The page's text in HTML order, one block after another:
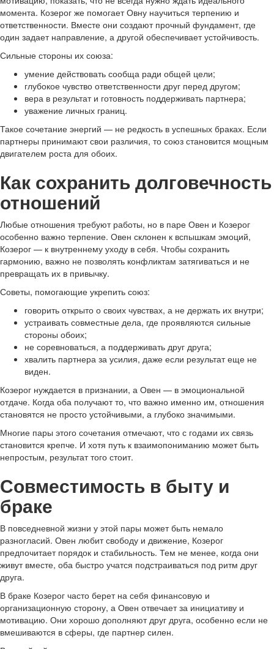
момента. Козерог же помогает Овну научиться терпению и
ответственности. Вместе они создают прочный фундамент, где
один задает направление, а другой обеспечивает устойчивость.
Сильные стороны их союза:
умение действовать сообща ради общей цели;
глубокое чувство ответственности друг перед другом;
вера в результат и готовность поддерживать партнера;
уважение личных границ.
Такое сочетание энергий — не редкость в успешных браках. Если
партнеры принимают свои различия, то союз становится мощным
двигателем роста для обоих.
Как сохранить долговечность
отношений
Любые отношения требуют работы, но в паре Овен и Козерог
особенно важно терпение. Овен склонен к вспышкам эмоций,
Козерог — к внутреннему уходу в себя. Чтобы сохранить
гармонию, важно не позволять конфликтам затягиваться и не
превращать их в привычку.
Советы, помогающие укрепить союз:
говорить открыто о своих чувствах, а не держать их внутри;
устраивать совместные дела, где проявляются сильные
стороны обоих;
не соревноваться, а поддерживать друг друга;
хвалить партнера за усилия, даже если результат еще не
виден.
Козерог нуждается в признании, а Овен — в эмоциональной
отдаче. Когда оба получают то, что важно именно им, отношения
становятся не просто устойчивыми, а глубоко значимыми.
Многие пары этого сочетания отмечают, что с годами их связь
становится крепче. И хотя путь к взаимопониманию может быть
непростым, результат того стоит.
Совместимость в быту и
браке
В повседневной жизни у этой пары может быть немало
разногласий. Овен любит свободу и движение, Козерог
предпочитает порядок и стабильность. Тем не менее, когда они
живут вместе, оба быстро учатся подстраиваться под ритм друг
друга.
В браке Козерог часто берет на себя финансовую и
организационную сторону, а Овен отвечает за инициативу и
мотивацию. Они хорошо дополняют друг друга, особенно если не
вмешиваются в сферы, где партнер силен.